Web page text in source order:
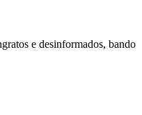
e desinformados, bando